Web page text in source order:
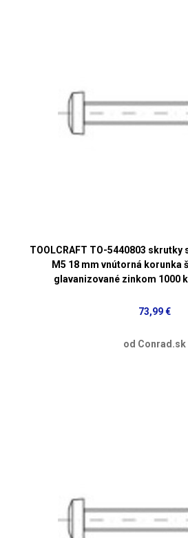
TOOLCRAFT TO-5440803 skrutky
M5 18 mm vnútorná korunka
glavanizované zinkom 1000
73,99 €
od Conrad.sk